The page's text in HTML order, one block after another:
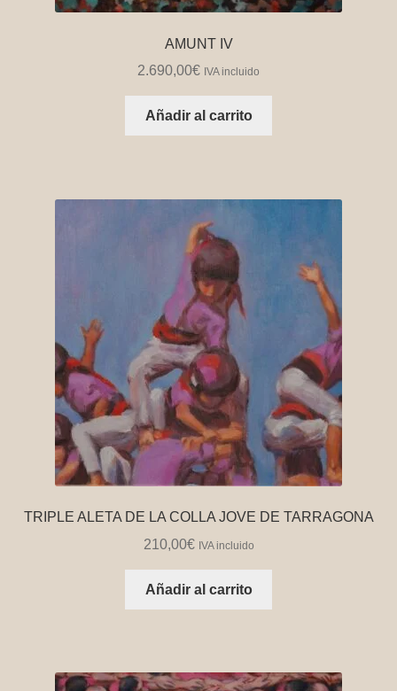
AMUNT IV
2.690,00€ IVA incluido
Añadir al carrito
TRIPLE ALETA DE LA COLLA JOVE DE TARRAGONA
210,00€ IVA incluido
Añadir al carrito